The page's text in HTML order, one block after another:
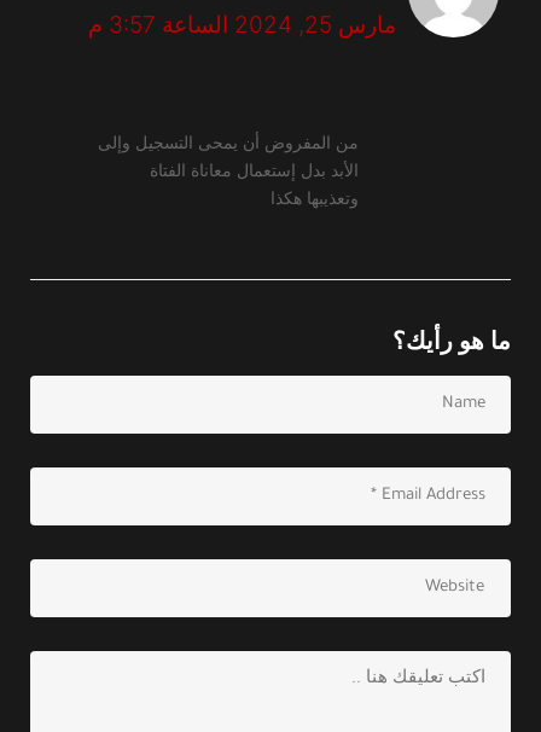
مارس 25, 2024 الساعة 3:57 م
من المفروض أن يمحى التسجيل وإلى
الأبد بدل إستعمال معاناة الفتاة
وتعذيبها هكذا
ما هو رأيك؟